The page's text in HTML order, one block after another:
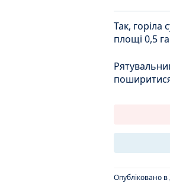
Так, горіла
площі 0,5
Опубліковано в